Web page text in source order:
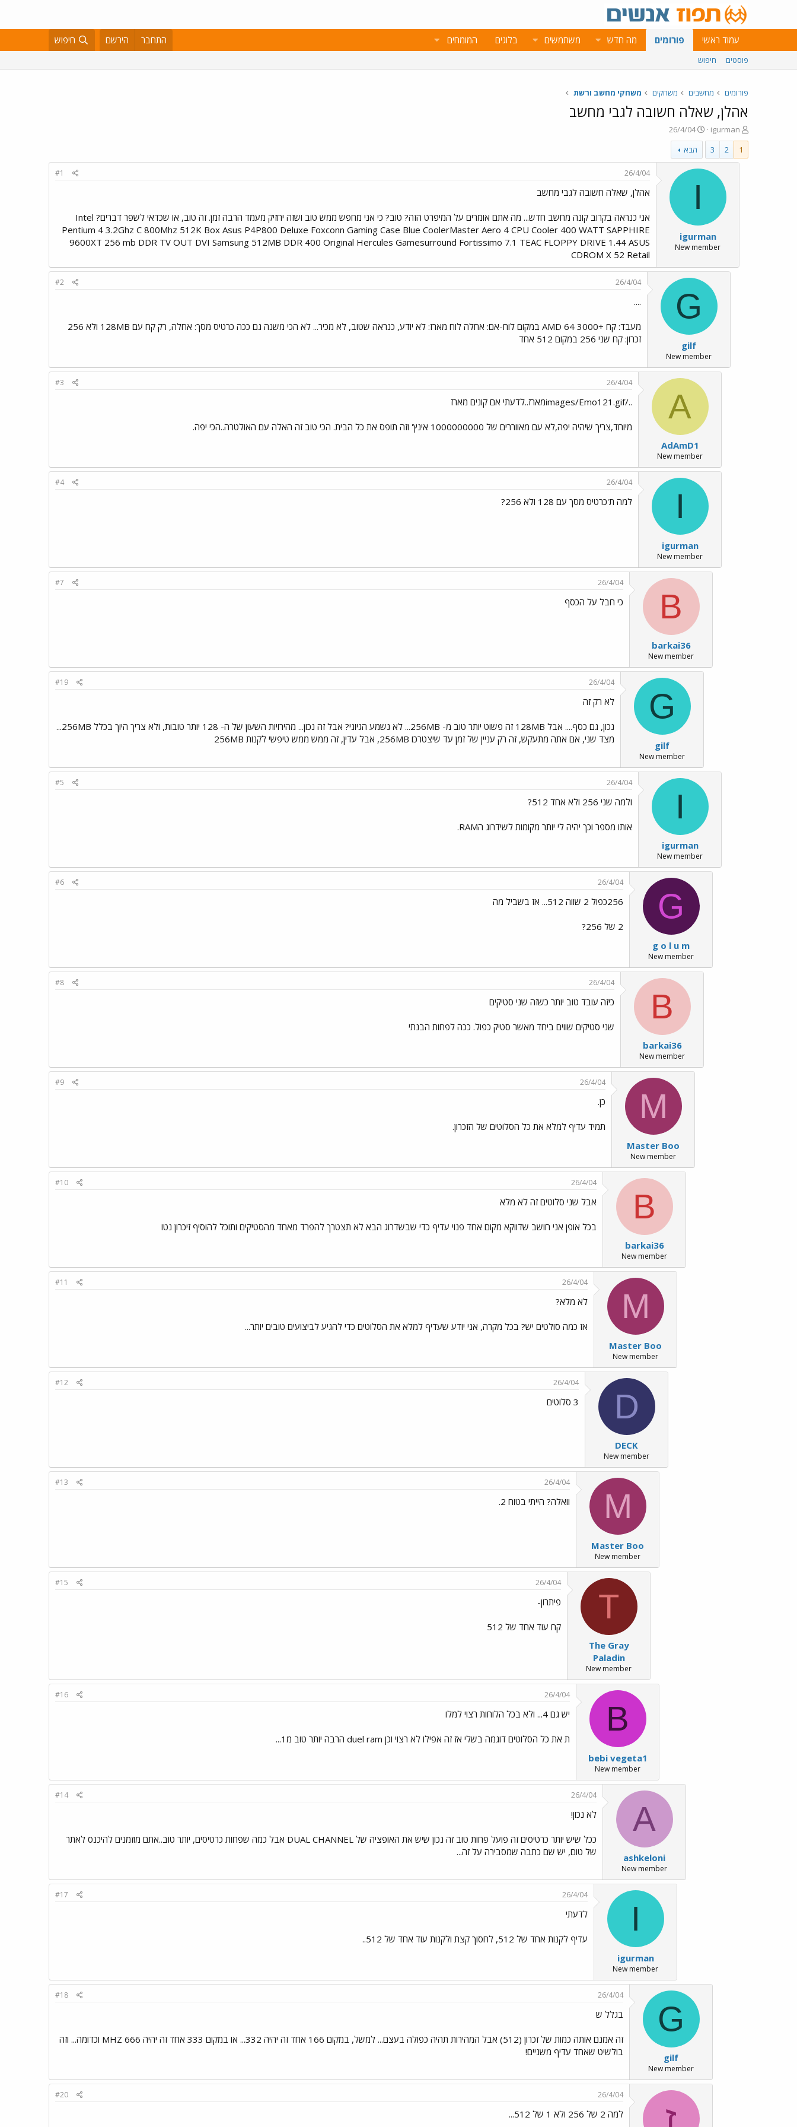
עמוד ראשי פורומים מה חדש משתמשים בלוגים המומחים התחבר הירשם חיפוש
פוסטים חיפוש
פורומים מחשבים משחקים משחקי מחשב ורשת
אהלן, שאלה חשובה לגבי מחשב
פ
ו
ת
ח
igurman
פ
ו
ר
ס
ם
י
ך
26/4/04
1
2
3 הבא
I
igurman
New member
26/4/04
#1
אהלן, שאלה חשובה לגבי מחשב
אני כנראה בקרוב קונה מחשב חדש... מה אתם אומרים על המיפרט הזה? טוב? כי אני מחפש ממש טוב ושזה יחזיק מעמד הרבה זמן. זה טוב, או שכדאי לשפר דברים? Intel
Pentium 4 3.2Ghz C 800Mhz 512K Box Asus P4P800 Deluxe Foxconn Gaming Case Blue CoolerMaster Aero 4 CPU Cooler 400 WATT SAPPHIRE
9600XT 256 mb DDR TV OUT DVI Samsung 512MB DDR 400 Original Hercules Gamesurround Fortissimo 7.1 TEAC FLOPPY DRIVE 1.44 ASUS
CDROM X 52 Retail
G
gilf
New member
26/4/04
#2
....
מעבד: קח +AMD 64 3000 במקום לוח-אם: אחלה לוח מארז: לא יודע, כנראה שטוב, לא מכיר... לא הכי משנה גם ככה כרטיס מסך: אחלה, רק קח עם 128MB ולא 256
זכרון: קח שני 256 במקום 512 אחד
A
AdAmD1
New member
26/4/04
#3
../images/Emo121.gifמארז..לדעתי אם קונים מארז
מיוחד,צריך שיהיה יפה,לא עם מאווררים של 1000000000 אינץ' וזה תופס את כל הבית. הכי טוב זה האלה עם האולטרה..הכי יפה.
I
igurman
New member
26/4/04
#4
למה ת'כרטיס מסך עם 128 ולא 256?
B
barkai36
New member
26/4/04
#7
כי חבל על הכסף
G
gilf
New member
26/4/04
#19
לא רק זה
נכון, גם כסף.... אבל 128MB זה פשוט יותר טוב מ- 256MB... לא נשמע הגיוני? אבל זה נכון... מהירויות השעון של ה- 128 יותר טובות, ולא צריך היוך בכלל 256MB...
מצד שני, אם אתה מתעקש, זה רק עניין של זמן עד שיצטרכו 256MB, אבל עדין, זה ממש ממש טיפשי לקנות 256MB
I
igurman
New member
26/4/04
#5
ולמה שני 256 ולא אחד 512?
אותו מספר וכך יהיה לי יותר מקומות לשידרוג הRAM.
G
g o l u m
New member
26/4/04
#6
256כפול 2 שווה 512... אז בשביל מה
2 של 256?
B
barkai36
New member
26/4/04
#8
כיזה עובד טוב יותר כשזה שני סטיקים
שני סטיקים שווים ביחד מאשר סטיק כפול. ככה לפחות הבנתי
M
Master Boo
New member
26/4/04
#9
כן.
תמיד עדיף למלא את כל הסלוטים של הזכרון.
B
barkai36
New member
26/4/04
#10
אבל שני סלוטים זה לא מלא
בכל אופן אני חושב שדווקא מקום אחד פנוי עדיף כדי שבשדרוג הבא לא תצטרך להפרד מאחד מהסטיקים ותוכל להוסיף זיכרון נטו
M
Master Boo
New member
26/4/04
#11
לא מלא?
אז כמה סולטים יש? בכל מקרה, אני יודע שעדיף למלא את הסלוטים כדי להגיע לביצועים טובים יותר...
D
DECK
New member
26/4/04
#12
3 סלוטים
M
Master Boo
New member
26/4/04
#13
וואלה? הייתי בטוח 2.
T
The Gray
Paladin
New member
26/4/04
#15
פיתרון-
קח עוד אחד של 512
B
bebi vegeta1
New member
26/4/04
#16
יש גם 4... ולא בכל הלוחות רצוי למלו
ת את כל הסלוטים דוגמה בשלי אז זה אפילו לא רצוי וכן duel ram הרבה יותר טוב מ1...
A
ashkeloni
New member
26/4/04
#14
לא נכון!
ככל שיש יותר כרטיסים זה פועל פחות טוב זה נכון שיש את האופציה של DUAL CHANNEL אבל כמה שפחות כרטיסים, יותר טוב..אתם מוזמנים להיכנס לאתר
של טום, יש שם כתבה שמסבירה על זה...
I
igurman
New member
26/4/04
#17
לדעתי
עדיף לקנות אחד של 512, לחסוך קצת ולקנות עוד אחד של 512..
G
gilf
New member
26/4/04
#18
בגלל ש
זה אמנם אותה כמות של זכרון (512) אבל המהירות תהיה כפולה בעצם... למשל, במקום 166 אחד זה יהיה 332... או במקום 333 אחד זה יהיה 666 MHZ וכדומה... וזה
בולשיט שאחד עדיף משניים!
ז
26/4/04
#20
למה 2 של 256 ולא 1 של 512...